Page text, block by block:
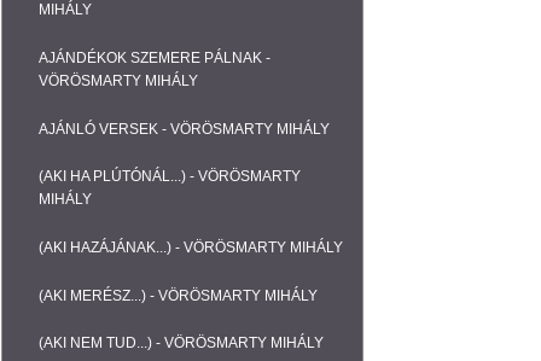
MIHÁLY
AJÁNDÉKOK SZEMERE PÁLNAK -
VÖRÖSMARTY MIHÁLY
AJÁNLÓ VERSEK - VÖRÖSMARTY MIHÁLY
(AKI HA PLÚTÓNÁL...) - VÖRÖSMARTY
MIHÁLY
(AKI HAZÁJÁNAK...) - VÖRÖSMARTY MIHÁLY
(AKI MERÉSZ...) - VÖRÖSMARTY MIHÁLY
(AKI NEM TUD...) - VÖRÖSMARTY MIHÁLY